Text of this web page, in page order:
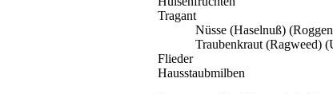
Tragant
Nüsse (Haselnuß)
Traubenkraut (Ragweed)
Flieder
Hausstaubmilben